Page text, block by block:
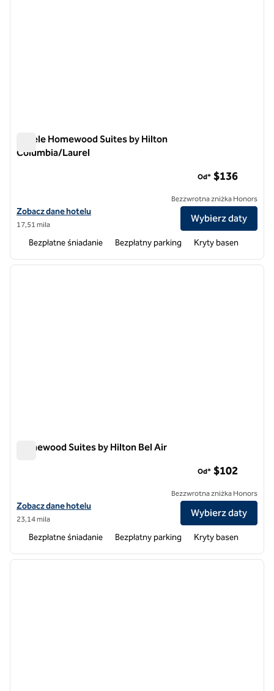
Hotele Homewood Suites by Hilton
Columbia/Laurel
Zobacz szczegóły hotelu Homewood Suites by Hilton Columbia/
Zobacz dane hotelu
17,51 mila
Od* $136
Bezzwrotna zniżka Honors
Wybierz daty
Bezpłatne śniadanie Bezpłatny parking Kryty basen
1 z 12
Homewood Suites by Hilton Bel Air
Zobacz szczegóły hotelu Homewood Suites by Hilton Bel Air
Zobacz dane hotelu
23,14 mila
Od* $102
Bezzwrotna zniżka Honors
Wybierz daty
Bezpłatne śniadanie Bezpłatny parking Kryty basen
1 z 12